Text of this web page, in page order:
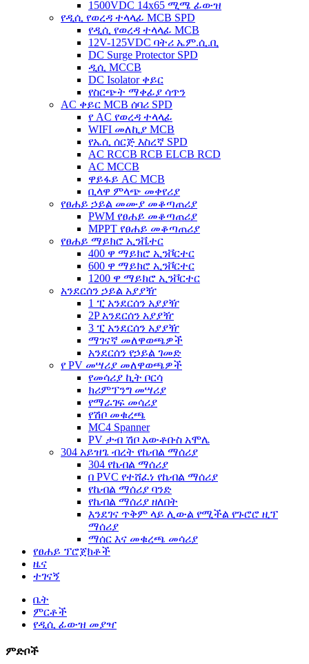
1500VDC 14x65 ሚሜ ፊውዝ
የዲሲ የወረዳ ተላላፊ MCB SPD
የዲሲ የወረዳ ተላላፊ MCB
12V-125VDC ባትሪ ኤም.ሲ.ቢ
DC Surge Protector SPD
ዲሲ MCCB
DC Isolator ቀይር
የስርጭት ማቀፊያ ሳጥን
AC ቀይር MCB ሰባሪ SPD
የ AC የወረዳ ተላላፊ
WIFI መለኪያ MCB
የኤሲ ሰርጅ እስረኛ SPD
AC RCCB RCB ELCB RCD
AC MCCB
ዋይፋይ AC MCB
ቢላዋ ምላጭ መቀየሪያ
የፀሐይ ኃይል መሙያ መቆጣጠሪያ
PWM የፀሐይ መቆጣጠሪያ
MPPT የፀሐይ መቆጣጠሪያ
የፀሐይ ማይክሮ ኢንቬተር
400 ዋ ማይክሮ ኢንቮርተር
600 ዋ ማይክሮ ኢንቮርተር
1200 ዋ ማይክሮ ኢንቮርተር
አንደርሰን ኃይል አያያዥ
1 ፒ አንደርሰን አያያዥ
2P አንደርሰን አያያዥ
3 ፒ አንደርሰን አያያዥ
ማገናኛ መለዋወጫዎች
አንደርሰን የኃይል ገመድ
የ PV መሣሪያ መለዋወጫዎች
የመሳሪያ ኪት ቦርሳ
ክሪምፕንግ መሣሪያ
የማራገፍ መሳሪያ
የሽቦ መቁረጫ
MC4 Spanner
PV ታብ ሽቦ አውቶቡስ አሞሌ
304 አይዝጌ ብረት የኬብል ማሰሪያ
304 የኬብል ማሰሪያ
በ PVC የተሸፈነ የኬብል ማሰሪያ
የኬብል ማሰሪያ ባንድ
የኬብል ማሰሪያ ዘለበት
እንደገና ጥቅም ላይ ሊውል የሚችል የጉሮሮ ዚፕ
ማሰሪያ
ማሰር እና መቁረጫ መሳሪያ
የፀሐይ ፕሮጀክቶች
ዜና
ተገናኝ
ቤት
ምርቶች
የዲሲ ፊውዝ መያዣ
ምድቦች